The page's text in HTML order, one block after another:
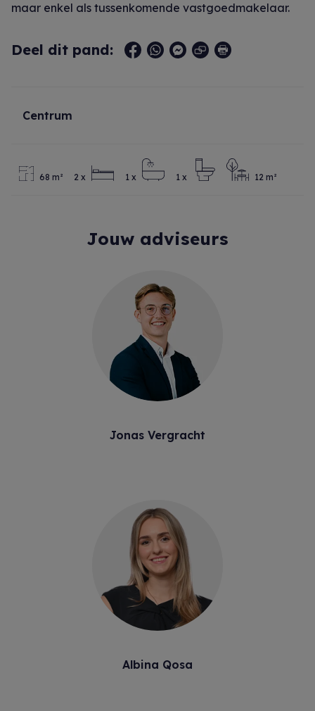
maar enkel als tussenkomende vastgoedmakelaar.
Deel dit pand:
Centrum
68 m² 2 x 1 x 1 x 12 m²
Jouw adviseurs
Jonas Vergracht
Albina Qosa